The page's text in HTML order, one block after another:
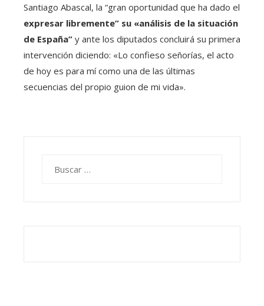
Santiago Abascal, la “gran oportunidad que ha dado el
expresar libremente” su «análisis de la situación
de España” y ante los diputados concluirá su primera
intervención diciendo: «Lo confieso señorías, el acto
de hoy es para mí como una de las últimas
secuencias del propio guion de mi vida».